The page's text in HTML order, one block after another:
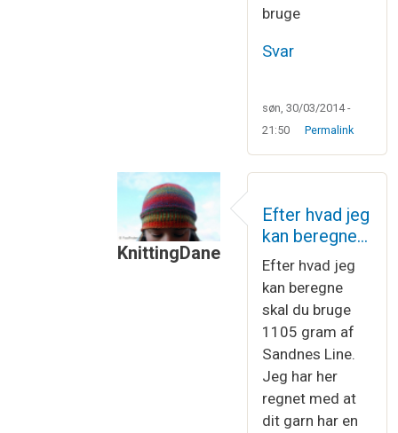
bruge
Svar
søn, 30/03/2014 -
21:50
Permalink
KnittingDane
Ja, det er nemt nok at
Efter hvad jeg
kan beregne…
Efter hvad jeg
kan beregne
skal du bruge
1105 gram af
Sandnes Line.
Jeg har her
regnet med at
dit garn har en